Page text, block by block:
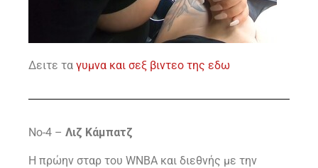
Δειτε τα γυμνα και σεξ βιντεο της εδω
Νο-4 – Λιζ Κάμπατζ
Η πρώην σταρ του WNBA και διεθνής με την